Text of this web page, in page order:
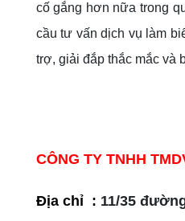
cố gắng hơn nữa trong
cầu tư vấn dịch vụ làm
trợ, giải đắp thắc mắc và
CÔNG TY TNHH
Địa chỉ : 11/35